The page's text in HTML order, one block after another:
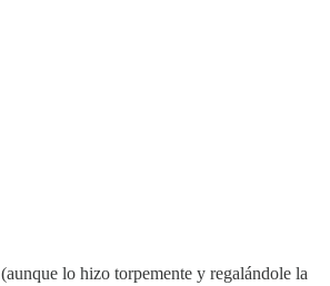
(aunque lo hizo torpemente y regalándole la